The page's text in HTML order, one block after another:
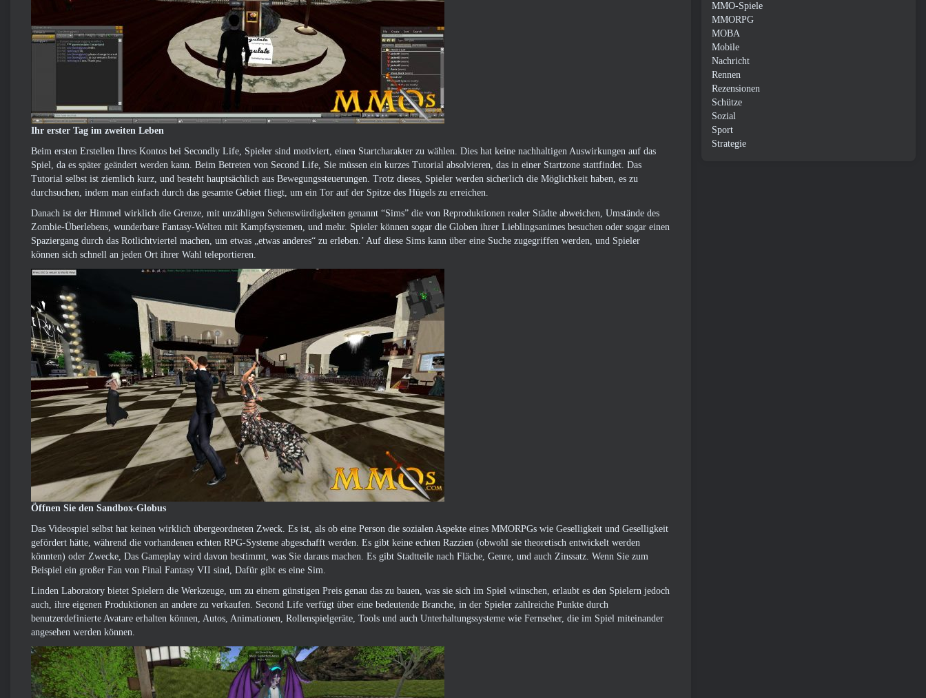
Ihr erster Tag im zweiten Leben
Beim ersten Erstellen Ihres Kontos bei Secondly Life, Spieler sind motiviert, einen Startcharakter zu wählen. Dies hat keine nachhaltigen Auswirkungen auf das
Spiel, da es später geändert werden kann. Beim Betreten von Second Life, Sie müssen ein kurzes Tutorial absolvieren, das in einer Startzone stattfindet. Das
Tutorial selbst ist ziemlich kurz, und besteht hauptsächlich aus Bewegungssteuerungen. Trotz dieses, Spieler werden sicherlich die Möglichkeit haben, es zu
durchsuchen, indem man einfach durch das gesamte Gebiet fliegt, um ein Tor auf der Spitze des Hügels zu erreichen.
Danach ist der Himmel wirklich die Grenze, mit unzähligen Sehenswürdigkeiten genannt “Sims” die von Reproduktionen realer Städte abweichen, Umstände des
Zombie-Überlebens, wunderbare Fantasy-Welten mit Kampfsystemen, und mehr. Spieler können sogar die Globen ihrer Lieblingsanimes besuchen oder sogar einen
Spaziergang durch das Rotlichtviertel machen, um etwas „etwas anderes“ zu erleben.’ Auf diese Sims kann über eine Suche zugegriffen werden, und Spieler
können sich schnell an jeden Ort ihrer Wahl teleportieren.
Öffnen Sie den Sandbox-Globus
Das Videospiel selbst hat keinen wirklich übergeordneten Zweck. Es ist, als ob eine Person die sozialen Aspekte eines MMORPGs wie Geselligkeit und Geselligkeit
gefördert hätte, während die vorhandenen echten RPG-Systeme abgeschafft werden. Es gibt keine echten Razzien (obwohl sie theoretisch entwickelt werden
könnten) oder Zwecke, Das Gameplay wird davon bestimmt, was Sie daraus machen. Es gibt Stadtteile nach Fläche, Genre, und auch Zinssatz. Wenn Sie zum
Beispiel ein großer Fan von Final Fantasy VII sind, Dafür gibt es eine Sim.
Linden Laboratory bietet Spielern die Werkzeuge, um zu einem günstigen Preis genau das zu bauen, was sie sich im Spiel wünschen, erlaubt es den Spielern jedoch
auch, ihre eigenen Produktionen an andere zu verkaufen. Second Life verfügt über eine bedeutende Branche, in der Spieler zahlreiche Punkte durch
benutzerdefinierte Avatare erhalten können, Autos, Animationen, Rollenspielgeräte, Tools und auch Unterhaltungssysteme wie Fernseher, die im Spiel miteinander
angesehen werden können.
MMO-Spiele
MMORPG
MOBA
Mobile
Nachricht
Rennen
Rezensionen
Schütze
Sozial
Sport
Strategie